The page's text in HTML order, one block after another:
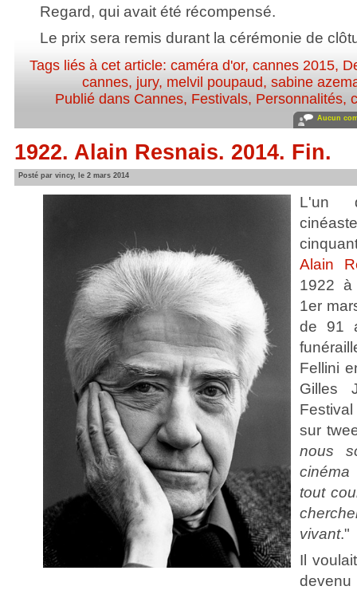
Regard, qui avait été récompensé.
Le prix sera remis durant la cérémonie de
Tags liés à cet article:caméra d'or,cannes 2015,
cannes, jury, melvil poupaud, sabine
Publié dans Cannes, Festivals, Personnalités,
Aucun
1922. Alain Resnais. 2014. Fin.
Posté par vincy, le 2 mars 2014
L'un
Alain
1922
1er
de 91
Fellini
Gilles
sur
nous
tout
vivant."
Il